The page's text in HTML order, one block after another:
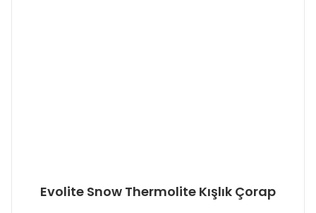
Evolite Snow Thermolite Kışlık Çorap